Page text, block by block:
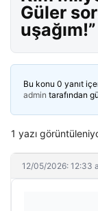
Güler
uşağım!”
Bu konu 0 yanıt
admin tarafından
1 yazı
12/05/2026: 12:33